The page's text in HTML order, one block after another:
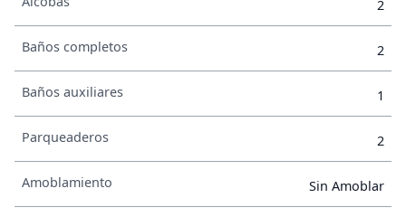
2
Baños completos 2
Baños auxiliares 1
Parqueaderos 2
Amoblamiento Sin Amoblar